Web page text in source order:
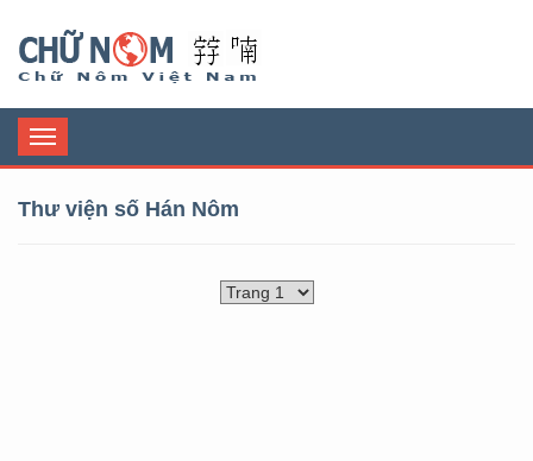
Toggle
navigation
Thư viện số Hán Nôm